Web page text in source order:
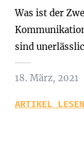
Was ist der
sind
18. März, 2021
ARTIKEL LESEN